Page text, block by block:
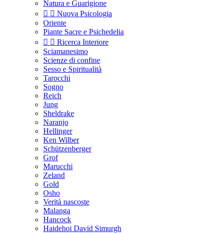
Natura e Guarigione
  Nuova Psicologia
Oriente
Piante Sacre e Psichedelia
  Ricerca Interiore
Sciamanesimo
Scienze di confine
Sesso e Spiritualità
Tarocchi
Sogno
Reich
Jung
Sheldrake
Naranjo
Hellinger
Ken Wilber
Schützenberger
Grof
Marucchi
Zeland
Gold
Osho
Verità nascoste
Malanga
Hancock
Haidehoi David Simurgh